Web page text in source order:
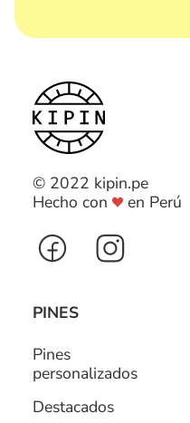
© 2022 kipin.pe
Hecho con
en Perú
PINES
Pines
personalizados
Destacados